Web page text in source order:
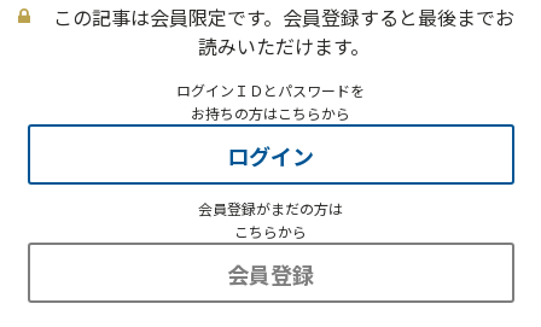
この記事は会員限定です。会員登録すると最後までお
読みいただけます。
ログインＩＤとパスワードを
お持ちの方はこちらから
ログイン
会員登録がまだの方は
こちらから
会員登録